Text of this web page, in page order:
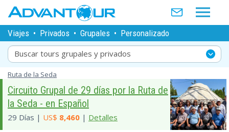
Viajes • Privados • Grupales • Personalizado
Buscar tours grupales y privados
Ruta de la Seda
Circuito Grupal de 29 días por la Ruta de
la Seda - en Español
29 Días | US$ 8,460 | Detalles